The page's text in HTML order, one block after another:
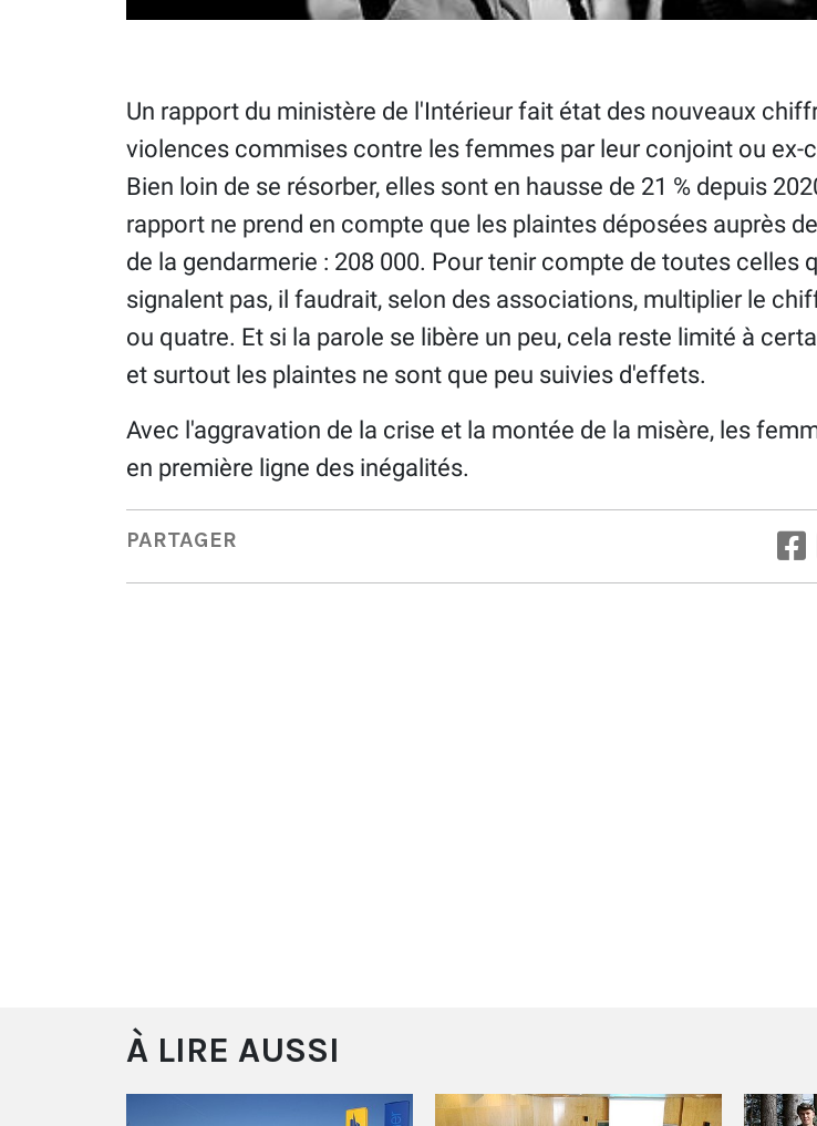
Un rapport du ministère de l'Intérieur fait état des nouveaux
violences commises contre les femmes par leur conjoint ou ex-
Bien loin de se résorber, elles sont en hausse de 21 % depuis
rapport ne prend en compte que les plaintes déposées auprès
de la gendarmerie : 208 000. Pour tenir compte de toutes celles
signalent pas, il faudrait, selon des associations, multiplier le
ou quatre. Et si la parole se libère un peu, cela reste limité à
et surtout les plaintes ne sont que peu suivies d'effets.
Avec l'aggravation de la crise et la montée de la misère, les
en première ligne des inégalités.
PARTAGER
À LIRE AUSSI